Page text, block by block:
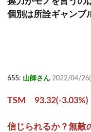
個別は所詮ギャンブ
655: 山師さん 2022/04/
TSM 93.32(-3.03%)
信じられるか？無敵